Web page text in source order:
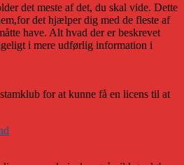
det meste af det, du skal vide. Dette
det hjælper dig med de fleste af
have. Alt hvad der er beskrevet
i mere udførlig information i
for at kunne få en licens til at